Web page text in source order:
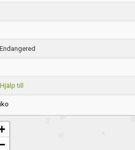
Endangered
Hjälp till